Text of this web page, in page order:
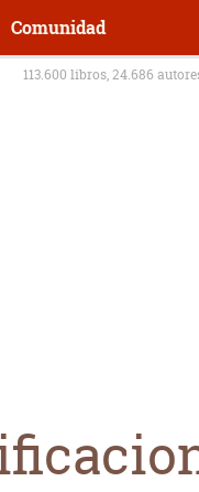
Comunidad
113.600 libros, 24.686